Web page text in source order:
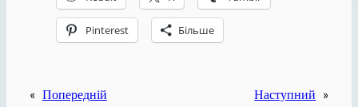
Pinterest Більше
« Попередній Наступний »